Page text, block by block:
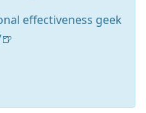
effectiveness geek